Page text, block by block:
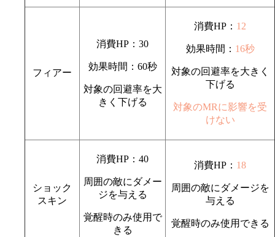
フィアー
消費HP：30
効果時間：60秒
対象の回避率を大
きく下げる
消費HP： 12
効果時間： 16秒
対象の回避率を大きく
下げる
対象のMRに影響を受
けない
ショック
スキン
消費HP：40
周囲の敵にダメー
ジを与える
覚醒時のみ使用で
きる
消費HP： 18
周囲の敵にダメージを
与える
覚醒時のみ使用できる